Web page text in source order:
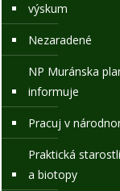
výskum
Nezaradené
NP Muránska
informuje
Pracuj v
Praktická
a biotopy